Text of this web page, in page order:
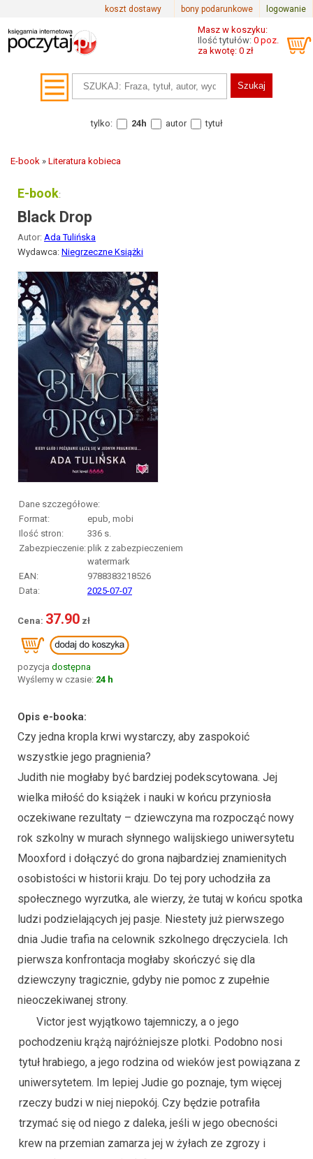
logowanie
bony podarunkowe
koszt dostawy
Masz w koszyku:
Ilość tytułów: 0 poz.
za kwotę: 0 zł
tylko: 24h autor tytuł
E-book » Literatura kobieca
E-book:
Black Drop
Autor: Ada Tulińska
Wydawca: Niegrzeczne Książki
Dane szczegółowe:
Format:
epub, mobi
Ilość stron:
336 s.
Zabezpieczenie: plik z zabezpieczeniem
watermark
EAN:
9788383218526
Data:
2025-07-07
37.90
pozycja dostępna
Wyślemy w czasie: 24 h
Opis e-booka:
Czy jedna kropla krwi wystarczy, aby zaspokoić
wszystkie jego pragnienia?
Judith nie mogłaby być bardziej podekscytowana. Jej
wielka miłość do książek i nauki w końcu przyniosła
oczekiwane rezultaty – dziewczyna ma rozpocząć nowy
rok szkolny w murach słynnego walijskiego uniwersytetu
Mooxford i dołączyć do grona najbardziej znamienitych
osobistości w historii kraju. Do tej pory uchodziła za
społecznego wyrzutka, ale wierzy, że tutaj w końcu spotka
ludzi podzielających jej pasje. Niestety już pierwszego
dnia Judie trafia na celownik szkolnego dręczyciela. Ich
pierwsza konfrontacja mogłaby skończyć się dla
dziewczyny tragicznie, gdyby nie pomoc z zupełnie
nieoczekiwanej strony.
Victor jest wyjątkowo tajemniczy, a o jego
pochodzeniu krążą najróżniejsze plotki. Podobno nosi
tytuł hrabiego, a jego rodzina od wieków jest powiązana z
uniwersytetem. Im lepiej Judie go poznaje, tym więcej
rzeczy budzi w niej niepokój. Czy będzie potrafiła
trzymać się od niego z daleka, jeśli w jego obecności
krew na przemian zamarza jej w żyłach ze zgrozy i